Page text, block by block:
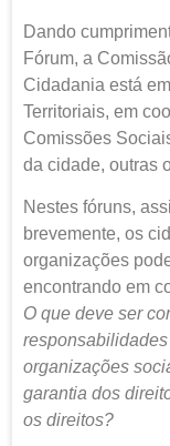
Dando
Fórum, a
Cidadania está
Territoriais, em
Comissões
da cidade, outras
Nestes fóruns,
brevemente, os
organizações
encontrando em
O que deve ser
organizações
garantia dos
os direitos?